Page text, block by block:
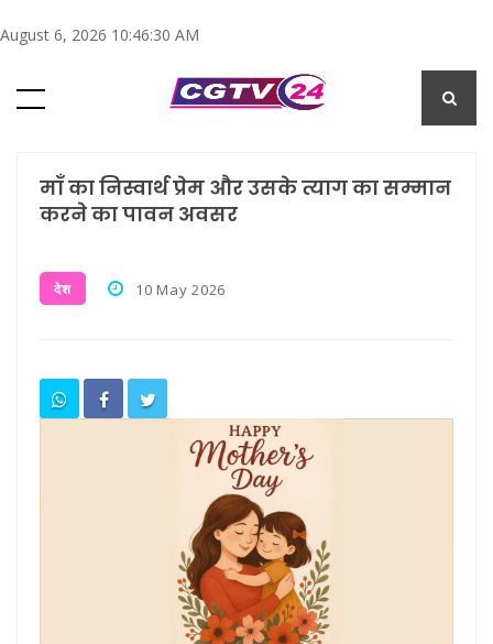
August 6, 2026 10:46:31 AM
माँ का निस्वार्थ प्रेम और उसके त्याग का सम्मान
करने का पावन अवसर
देश 10 May 2026